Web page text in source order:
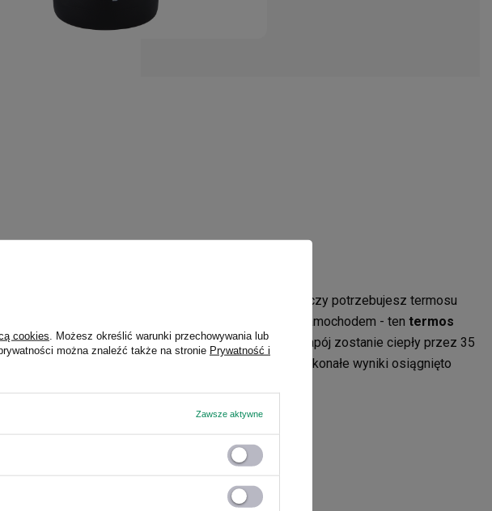
na to, czy idziesz na całodniową wyprawę w góry, czy potrzebujesz termosu
w wielogodzinnej pracy lub na długiej wycieczce samochodem - ten termos
Contigo spełni Twoje oczekiwania. Wlany do niego napój zostanie ciepły przez 35
utrzyma swoją niską temperaturę przez 60 h. Tak doskonałe wyniki osiągnięto
cookies . Możesz określić warunki przechowywania lub
można znaleźć także na stronie Prywatność i
Zawsze aktywne